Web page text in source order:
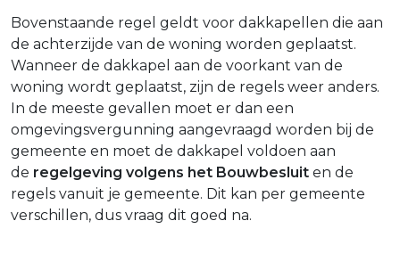
Bovenstaande regel geldt voor dakkapellen die aan
de achterzijde van de woning worden geplaatst.
Wanneer de dakkapel aan de voorkant van de
woning wordt geplaatst, zijn de regels weer anders.
In de meeste gevallen moet er dan een
omgevingsvergunning aangevraagd worden bij de
gemeente en moet de dakkapel voldoen aan
de regelgeving volgens het Bouwbesluit en de
regels vanuit je gemeente. Dit kan per gemeente
verschillen, dus vraag dit goed na.